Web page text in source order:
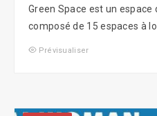
Green Space est un espace
composé de 15 espaces à
Prévisualiser